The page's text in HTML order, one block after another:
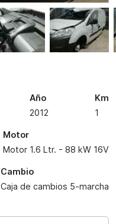
Año
2012
Km
1
Motor
Motor 1.6 Ltr. - 88 kW 16V
Cambio
Caja de cambios 5-marcha